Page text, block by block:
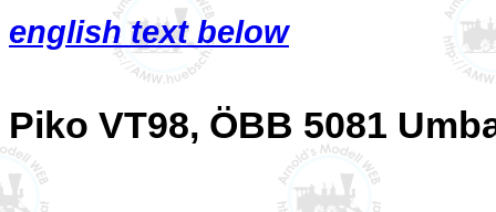
english text below
Piko VT98, ÖBB 5081